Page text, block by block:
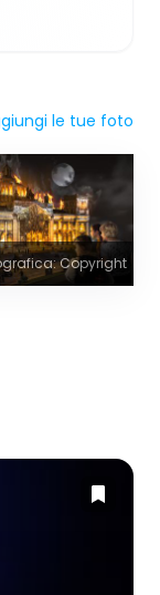
le tue foto
Copyright